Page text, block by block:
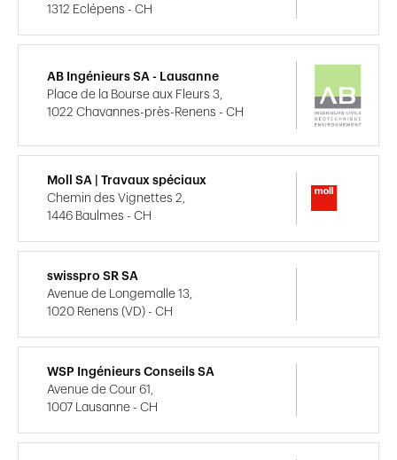
1312 Eclépens - CH
AB Ingénieurs SA - Lausanne
Place de la Bourse aux Fleurs 3,
1022 Chavannes-près-Renens - CH
Moll SA | Travaux spéciaux
Chemin des Vignettes 2,
1446 Baulmes - CH
swisspro SR SA
Avenue de Longemalle 13,
1020 Renens (VD) - CH
WSP Ingénieurs Conseils SA
Avenue de Cour 61,
1007 Lausanne - CH